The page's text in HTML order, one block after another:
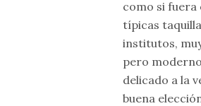
como si fuera
típicas
institutos,
pero
delicado a la
buena